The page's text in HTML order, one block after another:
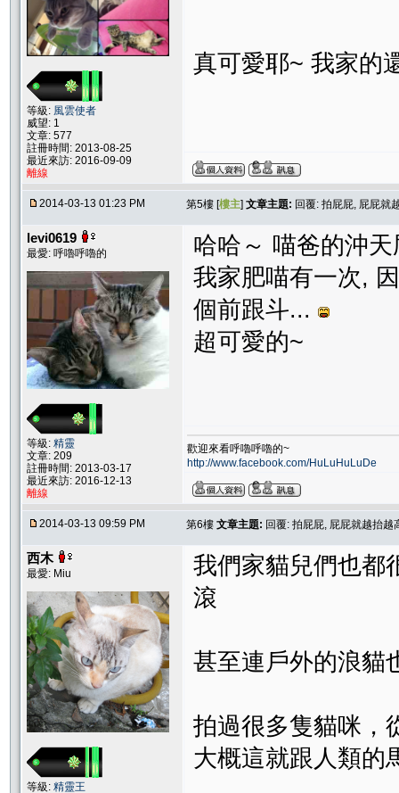
等級: 風雲使者
威望: 1
文章: 577
註冊時間: 2013-08-25
最近來訪: 2016-09-09
離線
真可愛耶~ 我家的
2014-03-13 01:23 PM 第5樓 [樓主] 文章主題: 回覆: 拍屁屁, 屁屁就
levi0619
最愛: 呼嚕呼嚕的
等級: 精靈
文章: 209
註冊時間: 2013-03-17
最近來訪: 2016-12-13
離線
哈哈～ 喵爸的沖
我家肥喵有一次,
個前跟斗...
超可愛的~
歡迎來看呼嚕呼嚕的~
http://www.facebook.com/HuLuHuLuDe
2014-03-13 09:59 PM 第6樓 文章主題: 回覆: 拍屁屁, 屁屁就越抬越
西木
最愛: Miu
等級: 精靈王
我們家貓兒們也都
滾
甚至連戶外的浪貓
拍過很多隻貓咪，
大概這就跟人類的